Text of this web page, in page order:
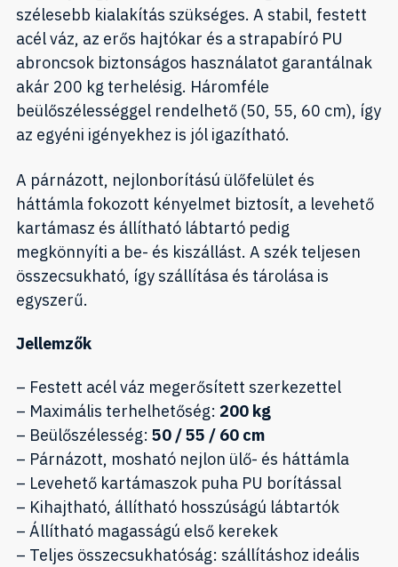
szélesebb kialakítás szükséges. A stabil, festett
acél váz, az erős hajtókar és a strapabíró PU
abroncsok biztonságos használatot garantálnak
akár 200 kg terhelésig. Háromféle
beülőszélességgel rendelhető (50, 55, 60 cm), így
az egyéni igényekhez is jól igazítható.
A párnázott, nejlonborítású ülőfelület és
háttámla fokozott kényelmet biztosít, a levehető
kartámasz és állítható lábtartó pedig
megkönnyíti a be- és kiszállást. A szék teljesen
összecsukható, így szállítása és tárolása is
egyszerű.
Jellemzők
– Festett acél váz megerősített szerkezettel
– Maximális terhelhetőség: 200 kg
– Beülőszélesség: 50 / 55 / 60 cm
– Párnázott, mosható nejlon ülő- és háttámla
– Levehető kartámaszok puha PU borítással
– Kihajtható, állítható hosszúságú lábtartók
– Állítható magasságú első kerekek
– Teljes összecsukhatóság: szállításhoz ideális